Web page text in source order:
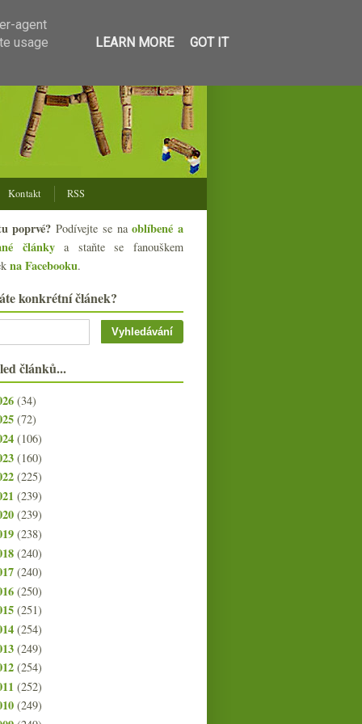
Kontakt RSS
poprvé? Podívejte se naoblíbené a
článkya staňte se fanouškem
na Facebooku.
konkrétní článek?
článků...
(34)
(72)
(106)
(160)
(225)
(239)
(239)
(238)
(240)
(240)
(250)
(251)
(254)
(249)
(254)
(252)
(249)
agent
usage
LEARN MORE GOT IT